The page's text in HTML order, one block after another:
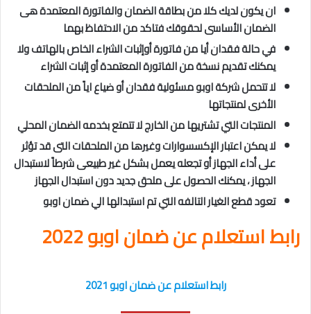
ان يكون لديك كلا من بطاقة الضمان والفاتورة المعتمدة هى
الضمان الأساسى لحقوقك فتاكد من الاحتفاظ بهما
في حالة فقدان أيا من فاتورة أوإثبات الشراء الخاص بالهاتف ولا
يمكنك تقديم نسخة من الفاتورة المعتمدة أو إثبات الشراء
لا تتحمل شركة اوبو مسئولية فقدان أو ضياع اياً من الملحقات
الأخرى لمنتجاتها
المنتجات التي تشتريها من الخارج لا تتمتع بخدمه الضمان المحلي
لا يمكن اعتبار الإكسسوارات وغيرها من الملحقات التى قد تؤثر
على أداء الجهاز أو تجعله يعمل بشكل غير طبيعى شرطاً لاستبدال
الجهاز ، يمكنك الحصول على ملحق جديد دون استبدال الجهاز
تعود قطع الغيار التالفه التي تم استبدالها الي ضمان اوبو
رابط استعلام عن ضمان اوبو 2022
رابط استعلام عن ضمان اوبو 2021